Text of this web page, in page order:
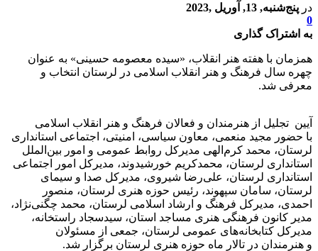
در پنج‌شنبه, 13, آوریل ,2023
0
به اشتراک گذاری
همزمان با هفته هنر انقلاب، «سیده معصومه حسینی» به عنوان
چهره سال فرهنگ و هنر انقلاب اسلامی در لرستان انتخاب و
معرفی شد.
آیین تجلیل از هنرمندان و فعالان فرهنگ و هنر انقلاب اسلامی
با حضور مجید منعمی، معاون سیاسی، امنیتی، اجتماعی استانداری
لرستان، محمد کرم‌الهی مدیرکل روابط عمومی و امور بین‌الملل
استانداری لرستان، محمدکریم خورشیدوند، مدیرکل امور اجتماعی
استانداری لرستان، علی‌رضا شیروی، مدیرکل صدا و سیمای
لرستان، سامان سپهوند، رئیس حوزه هنری لرستان، منصور
احمدی، مدیرکل فرهنگ و ارشاد اسلامی لرستان، محمد چگنی‌نژاد،
مدیر کانون فرهنگی هنری مساجد استان، سیدسجاد راستخانه،
مدیرکل کتابخانه‌های عمومی لرستان، جمعی از مسئولان
و هنرمندان در تالار ماه حوزه هنری لرستان برگزار شد.